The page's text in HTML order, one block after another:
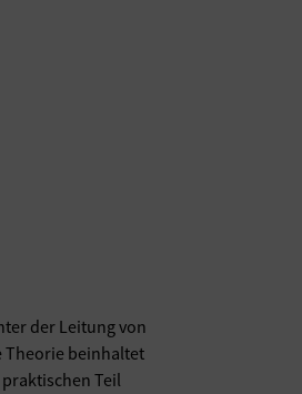
der Leitung von
Theorie beinhaltet
Teil